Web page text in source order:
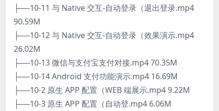
├──10-11 与 Native 交互-自动登录（退出登录.mp4
90.59M
├──10-12 与 Native 交互-自动登录（效果演示.mp4
26.02M
├──10-13 微信与支付宝支付对接.mp4 70.35M
├──10-14 Android 支付功能演示.mp4 16.69M
├──10-2 原生 APP 配置（WEB 端展示.mp4 9.22M
├──10-3 原生 APP 配置（自动登.mp4 6.06M